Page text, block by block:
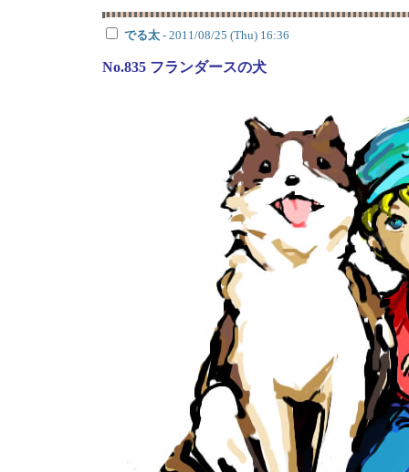
でる太 - 2011/08/25 (Thu) 16:36
No.835 フランダースの犬